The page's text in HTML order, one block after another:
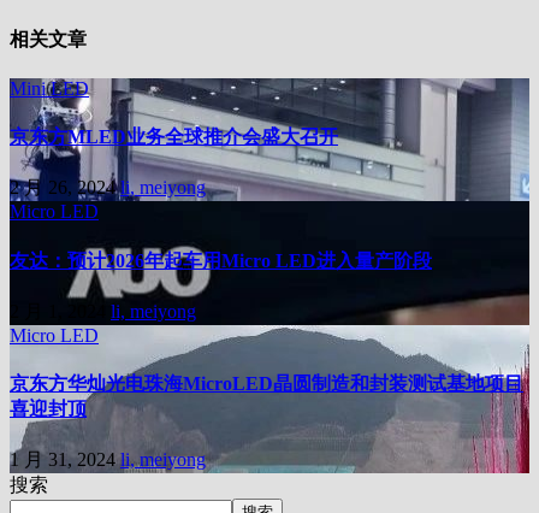
相关文章
Mini LED
京东方MLED业务全球推介会盛大召开
2 月 26, 2024li, meiyong
Micro LED
友达：预计2026年起车用Micro LED进入量产阶段
li, meiyong
Micro LED
京东方华灿光电珠海MicroLED晶圆制造和封装测试基地项目
喜迎封顶
1 月 31, 2024li, meiyong
搜索